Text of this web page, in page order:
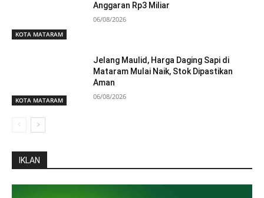
KOTA MATARAM
Anggaran Rp3 Miliar
06/08/2026
KOTA MATARAM
Jelang Maulid, Harga Daging Sapi di
Mataram Mulai Naik, Stok Dipastikan
Aman
06/08/2026
IKLAN